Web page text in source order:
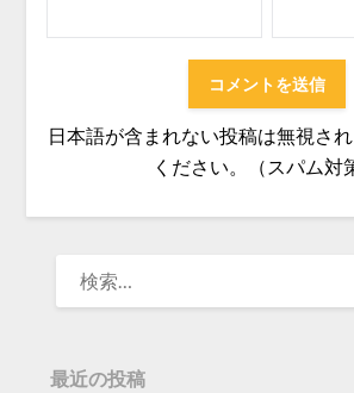
日本語が含まれない投稿は無視さ
ください。（スパム対
最近の投稿